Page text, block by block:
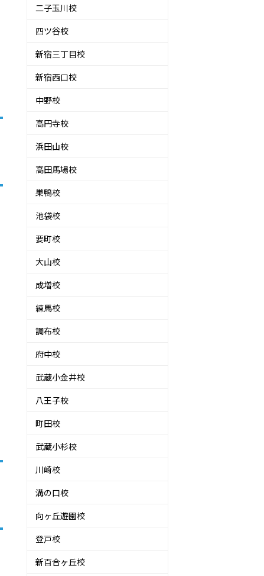
二子玉川校
四ツ谷校
新宿三丁目校
新宿西口校
中野校
高円寺校
浜田山校
高田馬場校
巣鴨校
池袋校
要町校
大山校
成増校
練馬校
調布校
府中校
武蔵小金井校
八王子校
町田校
武蔵小杉校
川崎校
溝の口校
向ヶ丘遊園校
登戸校
新百合ヶ丘校